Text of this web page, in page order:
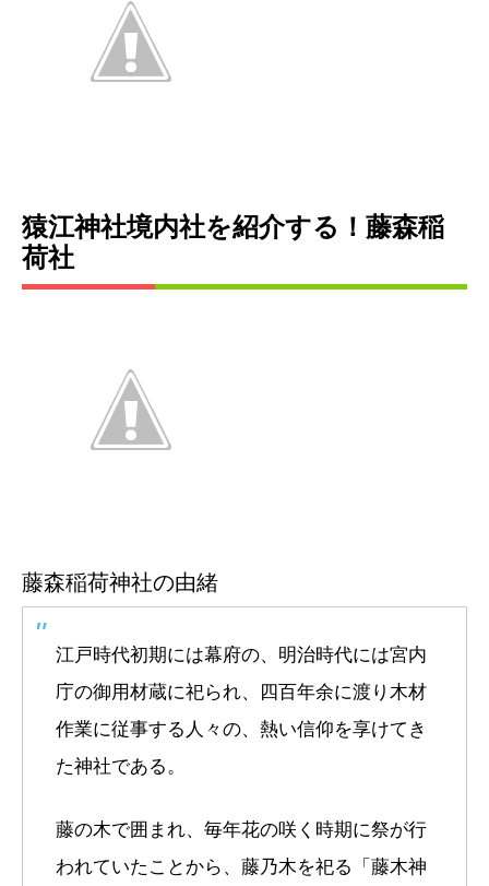
猿江神社境内社を紹介する！藤森稲
荷社
藤森稲荷神社の由緒
江戸時代初期には幕府の、明治時代には宮内
庁の御用材蔵に祀られ、四百年余に渡り木材
作業に従事する人々の、熱い信仰を享けてき
た神社である。
藤の木で囲まれ、毎年花の咲く時期に祭が行
われていたことから、藤乃木を祀る「藤木神